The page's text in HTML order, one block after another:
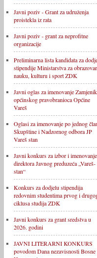
Javni poziv - Grant za udruženja
proistekla iz rata
Javni poziv - grant za neprofitne
organizacije
Preliminarna lista kandidata za
stipendije Ministarstva za
nauku, kulturu i sport ZDK
Javni oglas za imenovanje
općinskog pravobranioca Općine
Vareš
Oglasi za imenovanje po jednog
Skupštine i Nadzornog odbora JP
Vareš stan
Javni konkurs za izbor i imenovanje
direktora Javnog preduzeća „Vareš-
stan“
Konkurs za dodjelu stipendija
redovnim studentima prvog i
ciklusa studija ZDK
Javni konkurs za grant sredstva u
2026. godini
JAVNI LITERARNI KONKURS
povodom Dana nezavisnosti Bosne